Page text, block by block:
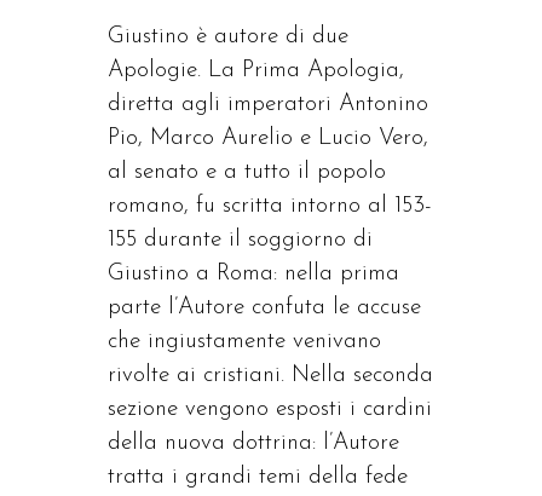
Giustino è autore di due
Apologie. La Prima Apologia,
diretta agli imperatori Antonino
Pio, Marco Aurelio e Lucio Vero,
al senato e a tutto il popolo
romano, fu scritta intorno al 153-
155 durante il soggiorno di
Giustino a Roma: nella prima
parte l’Autore confuta le accuse
che ingiustamente venivano
rivolte ai cristiani. Nella seconda
sezione vengono esposti i cardini
della nuova dottrina: l’Autore
tratta i grandi temi della fede